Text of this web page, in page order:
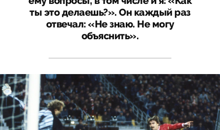
ты это делаешь?». Он каждый раз
отвечал: «Не знаю. Не могу
объяснить».